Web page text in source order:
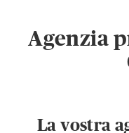
Agenzia
La vostra